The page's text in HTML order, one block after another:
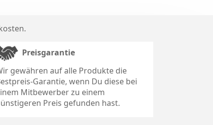
.
Preisgarantie
gewähren auf alle Produkte die
Garantie, wenn Du diese bei
Mitbewerber zu einem
Preis gefunden hast.